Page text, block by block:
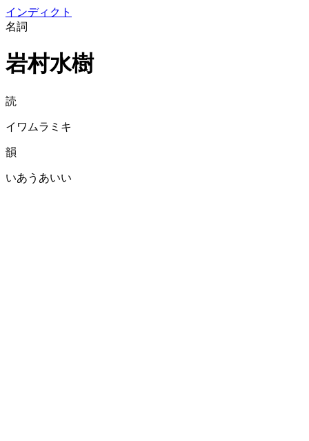
インディクト
名詞
岩村水樹
読
イワムラミキ
韻
いあうあいい